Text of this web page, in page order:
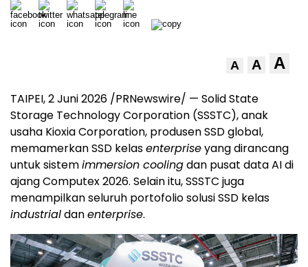
A A A
TAIPEI, 2 Juni 2026 /PRNewswire/ — Solid State
Storage Technology Corporation (SSSTC), anak
usaha Kioxia Corporation, produsen SSD global,
memamerkan SSD kelasenterpriseyang dirancang
untuk sistemimmersion coolingdan pusat data AI di
ajang Computex 2026. Selain itu, SSSTC juga
menampilkan seluruh portofolio solusi SSD kelas
industrialdanenterprise.